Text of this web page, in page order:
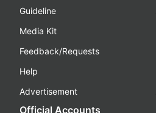
Guideline
Media Kit
Feedback/Requests
Help
Advertisement
Official Accounts